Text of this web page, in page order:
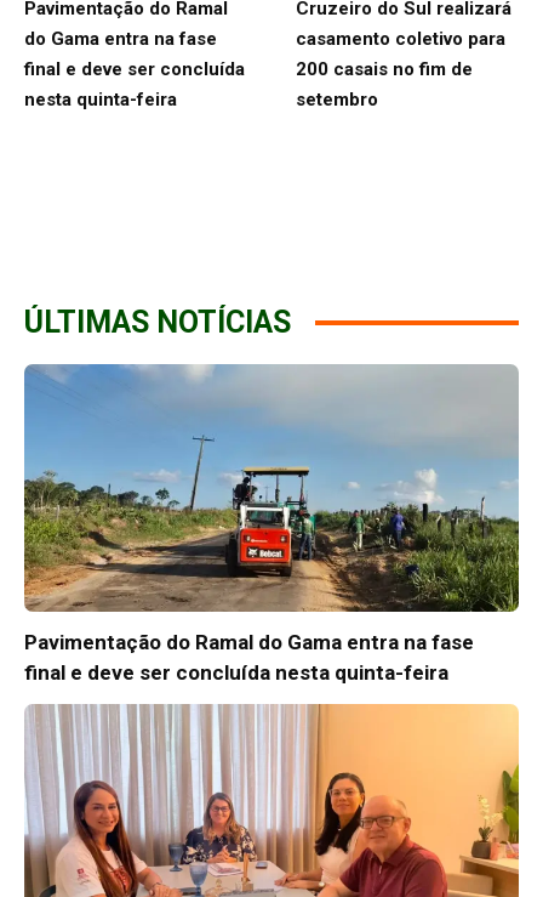
Pavimentação do Ramal
do Gama entra na fase
final e deve ser concluída
nesta quinta-feira
Cruzeiro do Sul realizará
casamento coletivo para
200 casais no fim de
setembro
ÚLTIMAS NOTÍCIAS
Pavimentação do Ramal do Gama entra na fase
final e deve ser concluída nesta quinta-feira